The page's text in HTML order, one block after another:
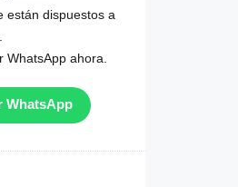
están dispuestos a
ahora.
WhatsApp